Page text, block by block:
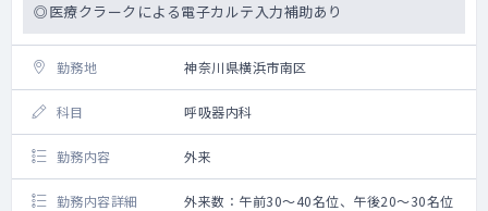
◎医療クラークによる電子カルテ入力補助あり
勤務地 神奈川県横浜市南区
科目 呼吸器内科
勤務内容 外来
勤務内容詳細 外来数：午前30～40名位、午後20～30名位